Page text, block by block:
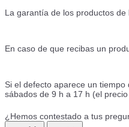
La garantía de los productos
En caso de que recibas un
Si el defecto aparece un
sábados de 9 h a 17 h (el
¿Hemos contestado a tus